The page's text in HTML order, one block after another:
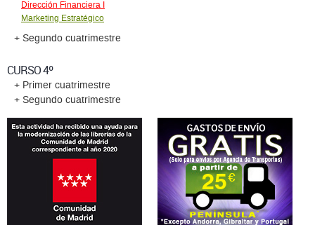
Dirección Financiera I
Marketing Estratégico
+ Segundo cuatrimestre
CURSO 4º
+ Primer cuatrimestre
+ Segundo cuatrimestre